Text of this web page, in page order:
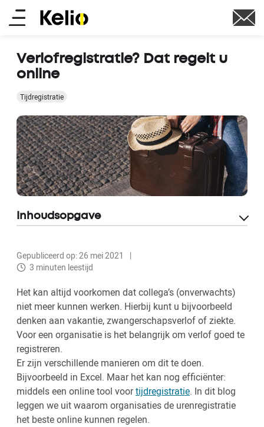
Overslaan
en
inhoud
gaan
Main
Verlofregistratie? Dat regelt u
online
Tijdregistratie
Gepubliceerd op: 26 mei 2021
3 minuten leestijd
Het kan altijd voorkomen dat collega’s (onverwachts)
niet meer kunnen werken. Hierbij kunt u bijvoorbeeld
denken aan vakantie, zwangerschapsverlof of ziekte.
Voor een organisatie is het belangrijk om verlof goed te
registreren.
Er zijn verschillende manieren om dit te doen.
Bijvoorbeeld in Excel. Maar het kan nog efficiënter:
middels een online tool voortijdregistratie. In dit blog
leggen we uit waarom organisaties de urenregistratie
het beste online kunnen regelen.
Inhoudsopgave